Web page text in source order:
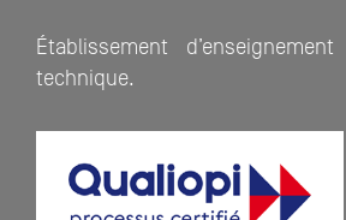
Établissement
technique.